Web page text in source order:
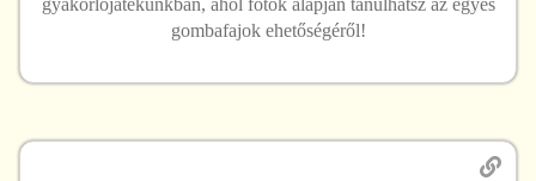
gyakorlójátékunkban, ahol fotók alapján tanulhatsz az egyes
gombafajok ehetőségéről!